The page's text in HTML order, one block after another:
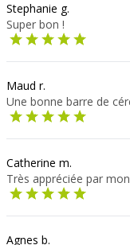
Stephanie g.
Super bon !
Maud r.
Une bonne barre de
Catherine m.
Très appréciée par
Agnes b.